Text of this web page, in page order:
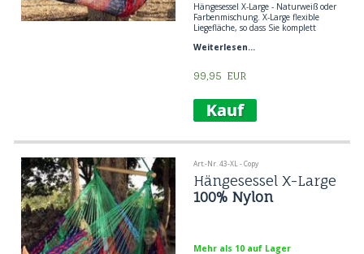
Hängesessel X-Large - Naturweiß oder
Farbenmischung. X-Large flexible
Liegefläche, so dass Sie komplett
Beliebter Hängesessel bei
Netzhängematte.
Weiterlesen...
99,95 EUR
Art.-Nr. 43-XL - Copy
Hängesessel X-Large
100% Nylon
Mehr als 10 auf Lager